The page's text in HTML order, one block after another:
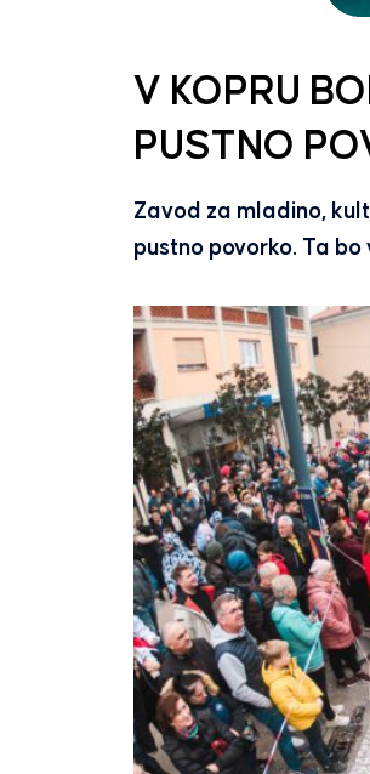
V KOPRU
PUSTNO
Zavod za mladino,
pustno povorko. Ta